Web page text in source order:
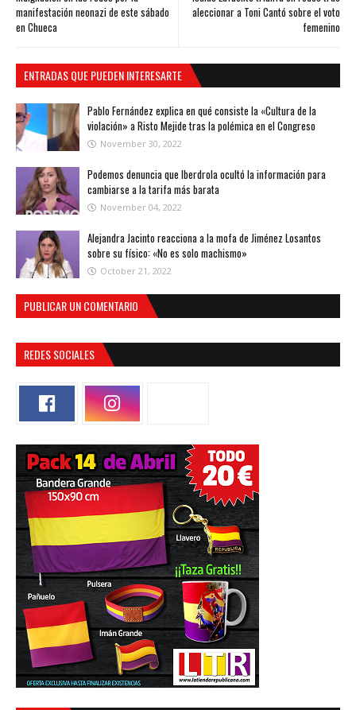
aleccionar a Toni Cantó sobre el voto
femenino
manifestación neonazi de este sábado
en Chueca
ENTRADAS QUE PUEDEN INTERESARTE
Pablo Fernández explica en qué consiste la «Cultura de la
violación» a Risto Mejide tras la polémica en el Congreso
November 30, 2022
Podemos denuncia que Iberdrola ocultó la información para
cambiarse a la tarifa más barata
November 04, 2022
Alejandra Jacinto reacciona a la mofa de Jiménez Losantos
sobre su físico: «No es solo machismo»
October 21, 2022
PUBLICAR UN COMENTARIO
REDES SOCIALES